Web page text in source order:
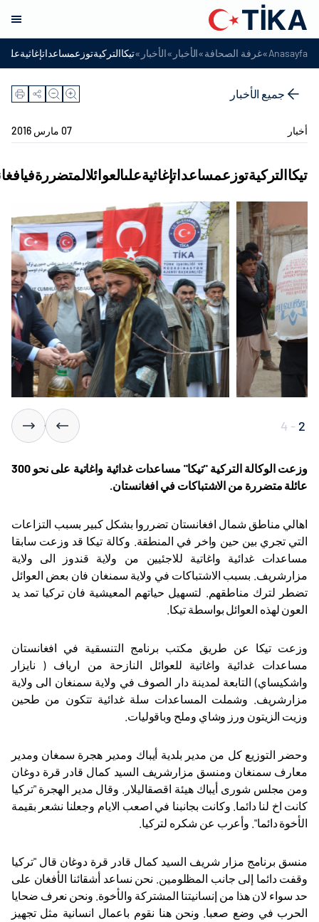
Anasayfa
»غرفة الصحافة»الأخبار »الأخبار »
جميع الأخبار
أخبار 07 مارس 2016
2
-
4
وزعت الوكالة التركية "تيكا" مساعدات غدائية واغاتية على نحو 300
عائلة متضررة من الاشتباكات في افغانستان.
اهالي مناطق شمال افغانستان تضرروا بشكل كبير بسبب التزاعات
التي تجري بين حين واخر في المنطقة. وكالة تيكا قد وزعت سابقا
مساعدات غدائية واغاتية للاجئيين من ولاية قندوز الى ولاية
مزارشريف. بسبب الاشتباكات في ولاية سمنغان فان بعض العوائل
تضطر لترك مناطقهم. لتسهيل حياتهم المعيشية فان تركيا تمد يد
العون لهذه العوائل بواسطة تيكا.
وزعت تيكا عن طريق مكتب برنامج التنسقية في افغانستان
مساعدات غدائية واغاتية للعوائل النازحة من ارياف ( نايزار
واشكيساي) التابعة لمدينة دار الصوف في ولاية سمنغان الى ولاية
مزارشريف. وشملت المساعدات سلة غدائية تتكون من طحين
وزيت الزيتون ورز وشاي وملح وباقوليات.
وحضر التوزيع كل من مدير بلدية أيباك ومدير هجرة سمغان ومدير
معارف سمنغان ومنسق مزارشريف السيد كمال قادر قرة دوغان
ومن مجلس شورى أيباك هيئة اقصقاليلار. وقال مدير الهجرة "تركيا
كانت اخ لنا دائما. وكانت بجانبنا في اصعب الايام وجعلنا نشعر بقيمة
الأخوة دائما". وأعرب عن شكره لتركيا.
منسق برنامج مزار شريف السيد كمال قادر قرة دوغان قال "تركيا
وقفت دائما إلى جانب المظلومين. نحن نساعد أشقائنا الأفغان على
حد سواء لان هذا من إنسانيتنا المشتركة والأخوة. ونحن نعرف ضحايا
الحرب في وضع صعبا. ونحن هنا نقوم باعمال انسانية مثل تجهيز